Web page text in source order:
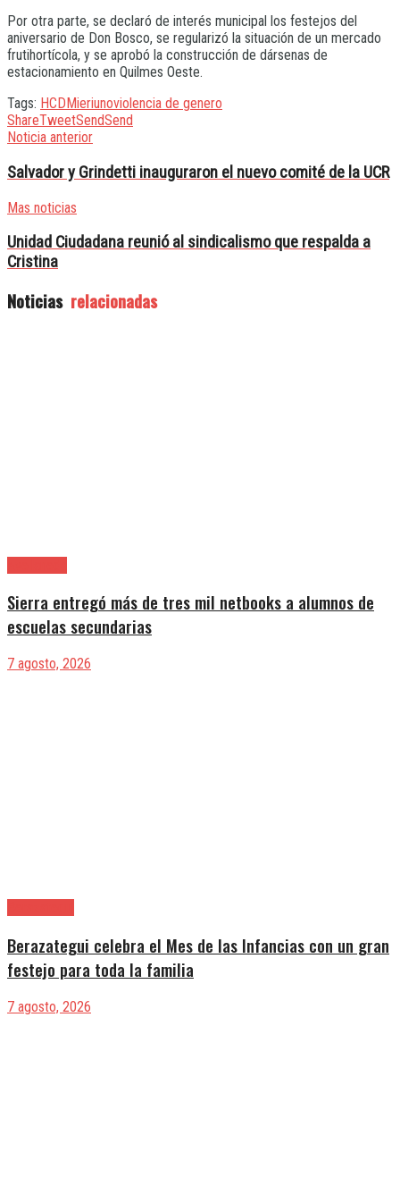
Por otra parte, se declaró de interés municipal los festejos del
aniversario de Don Bosco, se regularizó la situación de un mercado
frutihortícola, y se aprobó la construcción de dársenas de
estacionamiento en Quilmes Oeste.
Tags: HCD Mieriunoviolencia de genero
ShareTweetSendSend
Noticia anterior
Salvador y Grindetti inauguraron el nuevo comité de la UCR
Mas noticias
Unidad Ciudadana reunió al sindicalismo que respalda a
Cristina
Noticias relacionadas
Sierra entregó más de tres mil netbooks a alumnos de
escuelas secundarias
7 agosto, 2026
Berazategui celebra el Mes de las Infancias con un gran
festejo para toda la familia
7 agosto, 2026